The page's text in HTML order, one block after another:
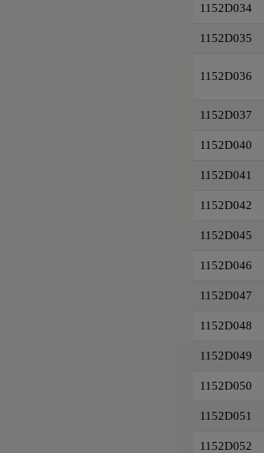
1152D034
1152D035
1152D036
1152D037
1152D040
1152D041
1152D042
1152D045
1152D046
1152D047
1152D048
1152D049
1152D050
1152D051
1152D052